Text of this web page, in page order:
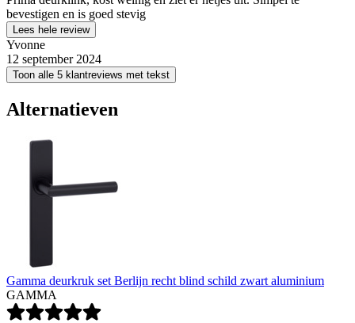
bevestigen en is goed stevig
Lees hele review
Yvonne
12 september 2024
Toon alle 5 klantreviews met tekst
Alternatieven
Gamma deurkruk set Berlijn recht blind schild zwart aluminium
GAMMA